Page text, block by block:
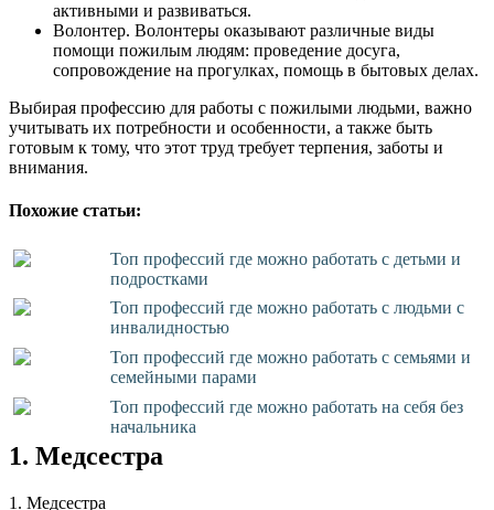
активными и развиваться.
Волонтер. Волонтеры оказывают различные виды
помощи пожилым людям: проведение досуга,
сопровождение на прогулках, помощь в бытовых делах.
Выбирая профессию для работы с пожилыми людьми, важно
учитывать их потребности и особенности, а также быть
готовым к тому, что этот труд требует терпения, заботы и
внимания.
Похожие статьи:
Топ профессий где можно работать с детьми и
подростками
Топ профессий где можно работать с людьми с
инвалидностью
Топ профессий где можно работать с семьями и
семейными парами
Топ профессий где можно работать на себя без
начальника
1. Медсестра
1. Медсестра